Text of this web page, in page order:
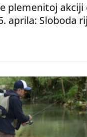
plemenitoj akciji
aprila: Sloboda